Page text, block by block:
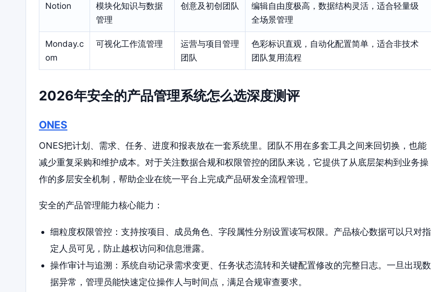
Notion
模块化知识与数据
管理
创意及初创团队
编辑自由度极高，数据结构灵活，适合轻量级
全场景管理
Monday.c
om
可视化工作流管理
运营与项目管理
团队
色彩标识直观，自动化配置简单，适合非技术
团队复用流程
2026年安全的产品管理系统怎么选深度测评
ONES
ONES把计划、需求、任务、进度和报表放在一套系统里。团队不用在多套工具之间来回切换，也能
减少重复采购和维护成本。对于关注数据合规和权限管控的团队来说，它提供了从底层架构到业务操
作的多层安全机制，帮助企业在统一平台上完成产品研发全流程管理。
安全的产品管理能力核心能力：
细粒度权限管控：支持按项目、成员角色、字段属性分别设置读写权限。产品核心数据可以只对指
定人员可见，防止越权访问和信息泄露。
操作审计与追溯：系统自动记录需求变更、任务状态流转和关键配置修改的完整日志。一旦出现数
据异常，管理员能快速定位操作人与时间点，满足合规审查要求。